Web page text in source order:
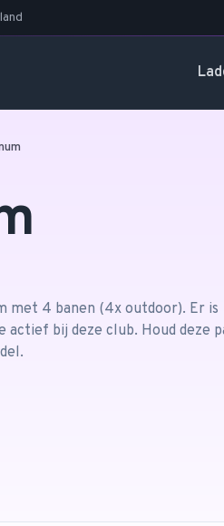
met 4 banen (4x outdoor). Er is
bij deze club. Houd deze